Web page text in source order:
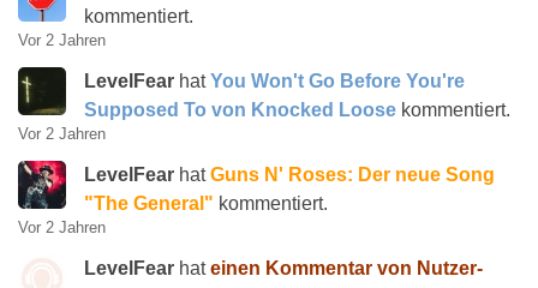
kommentiert.
Vor 2 Jahren
LevelFear hatYou Won't Go Before You're
Supposed To von Knocked Loose kommentiert.
Vor 2 Jahren
LevelFear hatGuns N' Roses: Der neue Song
"The General" kommentiert.
Vor 2 Jahren
LevelFear hateinen Kommentar von Nutzer-